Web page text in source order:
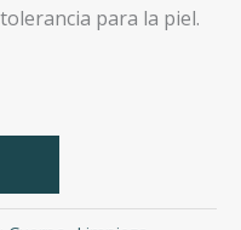
para la piel.